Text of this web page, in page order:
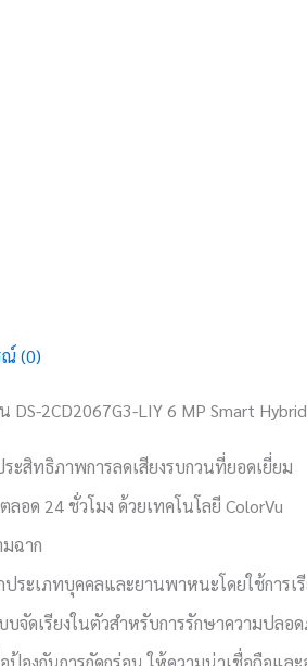
(0)
DS-2CD2067G3-LIY 6 MP Smart
ระสิทธิภาพการลดเสียงรบกวนที่ยอดเยี่ยม
อด 24 ชั่วโมง ด้วยเทคโนโลยี ColorVu
ฉาก
ระเภทบุคคลและยานพาหนะโดยใช้การเ
จัดเรียงในตัวสำหรับการรักษาความปลอ